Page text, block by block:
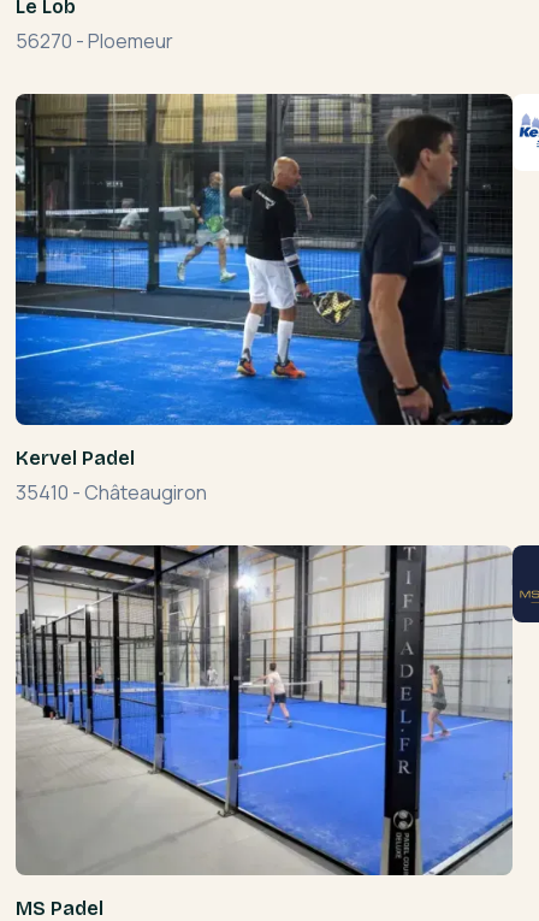
Le Lob
56270 -Ploemeur
Kervel Padel
35410 -Châteaugiron
MS Padel